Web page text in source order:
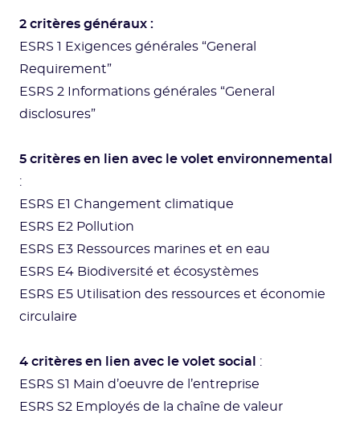
2 critères généraux :
ESRS 1 Exigences générales “General
Requirement”
ESRS 2 Informations générales “General
disclosures”
5 critères en lien avec le volet environnemental
:
ESRS E1 Changement climatique
ESRS E2 Pollution
ESRS E3 Ressources marines et en eau
ESRS E4 Biodiversité et écosystèmes​​
ESRS E5 Utilisation des ressources et économie
circulaire
4 critères en lien avec le volet social
:
ESRS S1 Main d’oeuvre de l’entreprise
ESRS S2 Employés de la chaîne de valeur